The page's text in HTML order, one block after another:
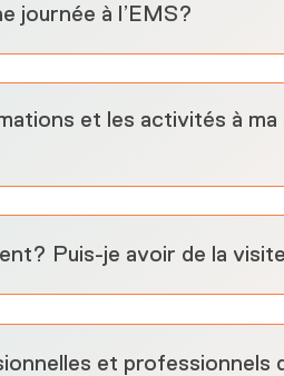
journée à l’EMS?
et les activités à
Puis-je avoir de la
et professionnels